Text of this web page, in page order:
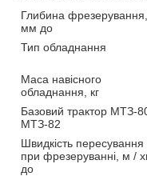
Глибина фрезерування,
мм до
Тип обладнання
Маса навісного
обладнання, кг
Базовий трактор МТЗ-
МТЗ-82
Швидкість пересування
при фрезеруванні, м /
до